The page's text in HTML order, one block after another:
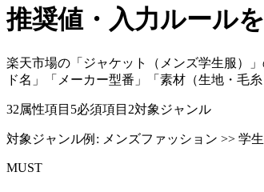
推奨値・入力ルール
楽天市場の「ジャケット（メンズ学生服）
ド名」「メーカー型番」「素材（生地・毛
32属性項目 5必須項目 2対象ジャンル
対象ジャンル例: メンズファッション >> 学
MUST